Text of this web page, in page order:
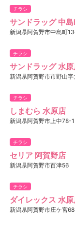
チラシ
サンドラッグ 中
新潟県阿賀野市中島町
チラシ
サンドラッグ 水
新潟県阿賀野市市野山字
チラシ
しまむら 水原店
新潟県阿賀野市上中78-1
チラシ
セリア 阿賀野店
新潟県阿賀野市百津56
チラシ
ダイレックス 水
新潟県阿賀野市庄ケ宮